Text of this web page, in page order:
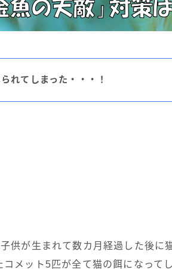
れてしまった・・・！
供が生まれて数カ月経過した後に
メット5匹が全て猫の餌になって